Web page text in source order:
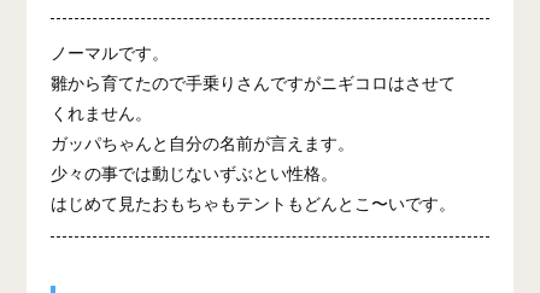
ノーマルです。
雛から育てたので手乗りさんですがニギコロはさせて
くれません。
ガッパちゃんと自分の名前が言えます。
少々の事では動じないずぶとい性格。
はじめて見たおもちゃもテントもどんとこ〜いです。